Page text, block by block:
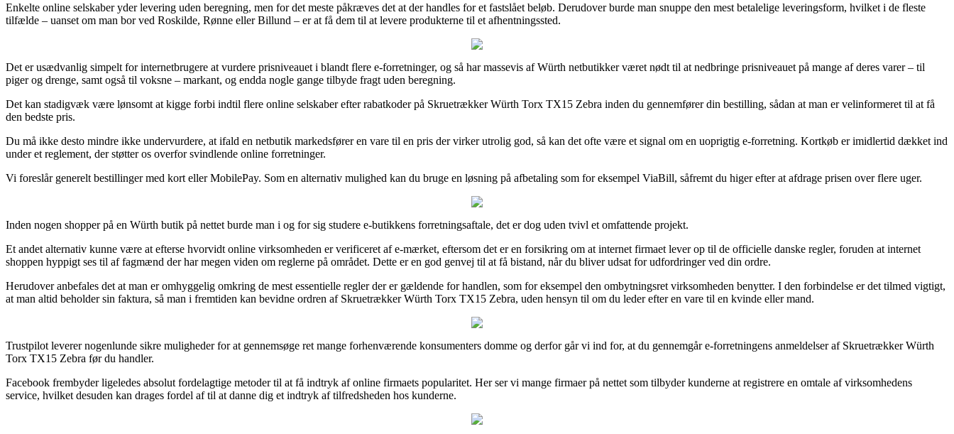
Enkelte online selskaber yder levering uden beregning, men for det meste påkræves det at der handles for et fastslået beløb. Derudover burde man snuppe den mest betalelige leveringsform, hvilket i de fleste
tilfælde – uanset om man bor ved Roskilde, Rønne eller Billund – er at få dem til at levere produkterne til et afhentningssted.
Det er usædvanlig simpelt for internetbrugere at vurdere prisniveauet i blandt flere e-forretninger, og så har massevis af Würth netbutikker været nødt til at nedbringe prisniveauet på mange af deres varer – til
piger og drenge, samt også til voksne – markant, og endda nogle gange tilbyde fragt uden beregning.
Det kan stadigvæk være lønsomt at kigge forbi indtil flere online selskaber efter rabatkoder på Skruetrækker Würth Torx TX15 Zebra inden du gennemfører din bestilling, sådan at man er velinformeret til at få
den bedste pris.
Du må ikke desto mindre ikke undervurdere, at ifald en netbutik markedsfører en vare til en pris der virker utrolig god, så kan det ofte være et signal om en uoprigtig e-forretning. Kortkøb er imidlertid dækket ind
under et reglement, der støtter os overfor svindlende online forretninger.
Vi foreslår generelt bestillinger med kort eller MobilePay. Som en alternativ mulighed kan du bruge en løsning på afbetaling som for eksempel ViaBill, såfremt du higer efter at afdrage prisen over flere uger.
Inden nogen shopper på en Würth butik på nettet burde man i og for sig studere e-butikkens forretningsaftale, det er dog uden tvivl et omfattende projekt.
Et andet alternativ kunne være at efterse hvorvidt online virksomheden er verificeret af e-mærket, eftersom det er en forsikring om at internet firmaet lever op til de officielle danske regler, foruden at internet
shoppen hyppigt ses til af fagmænd der har megen viden om reglerne på området. Dette er en god genvej til at få bistand, når du bliver udsat for udfordringer ved din ordre.
Herudover anbefales det at man er omhyggelig omkring de mest essentielle regler der er gældende for handlen, som for eksempel den ombytningsret virksomheden benytter. I den forbindelse er det tilmed vigtigt,
at man altid beholder sin faktura, så man i fremtiden kan bevidne ordren af Skruetrækker Würth Torx TX15 Zebra, uden hensyn til om du leder efter en vare til en kvinde eller mand.
Trustpilot leverer nogenlunde sikre muligheder for at gennemsøge ret mange forhenværende konsumenters domme og derfor går vi ind for, at du gennemgår e-forretningens anmeldelser af Skruetrækker Würth
Torx TX15 Zebra før du handler.
Facebook frembyder ligeledes absolut fordelagtige metoder til at få indtryk af online firmaets popularitet. Her ser vi mange firmaer på nettet som tilbyder kunderne at registrere en omtale af virksomhedens
service, hvilket desuden kan drages fordel af til at danne dig et indtryk af tilfredsheden hos kunderne.